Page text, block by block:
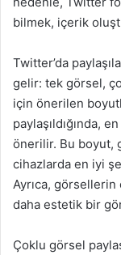
bilmek, içerik
Twitter’da
gelir: tek görsel,
için önerilen
paylaşıldığında,
önerilir. Bu boyut,
cihazlarda en iyi
Ayrıca, görsellerin
daha estetik bir
Çoklu görsel